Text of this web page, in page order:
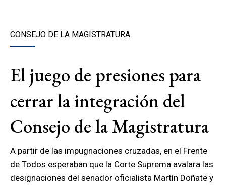
CONSEJO DE LA MAGISTRATURA
El juego de presiones para
cerrar la integración del
Consejo de la Magistratura
A partir de las impugnaciones cruzadas, en el Frente
de Todos esperaban que la Corte Suprema avalara las
designaciones del senador oficialista Martín Doñate y